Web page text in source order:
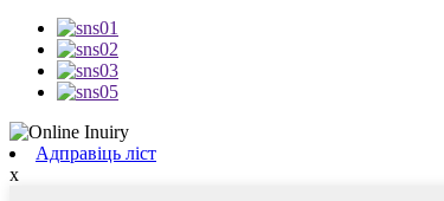
Адправіць ліст
x